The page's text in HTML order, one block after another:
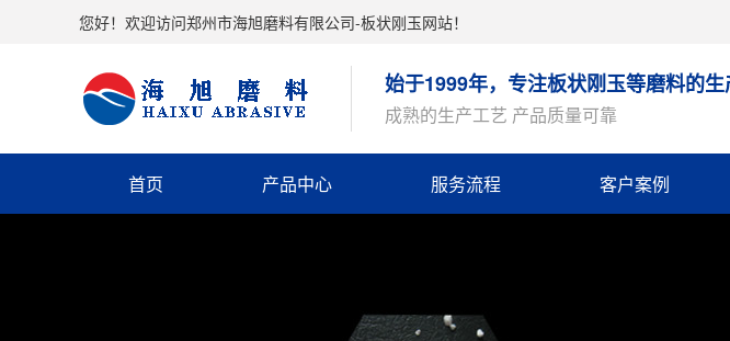
您好！欢迎访问郑州市海旭磨料有限公司-板状刚玉网站！
始于1999年，专注板状刚玉等磨料的
成熟的生产工艺 产品质量可靠
首页 产品中心 服务流程 客户案例